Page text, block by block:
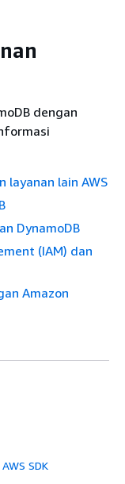
dengan
layanan lain AWS
DynamoDB
(IAM) dan
Amazon
SDK